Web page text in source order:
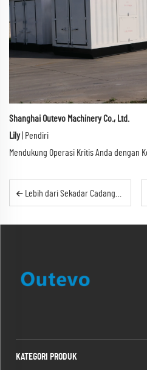
Shanghai Outevo Machinery Co., Ltd.
Lily
| Pendiri
Mendukung Operasi Kritis Anda dengan
Lebih dari Sekadar Cadangan: Mengapa Genset Terkontainer Rumah Sakit Anda adalah Nyawanya
KATEGORI PRODUK